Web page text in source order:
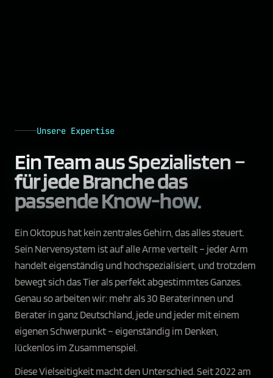
Unsere Expertise
Ein Team aus Spezialisten –
für jede Branche das
passende Know-how.
Ein Oktopus hat kein zentrales Gehirn, das alles steuert.
Sein Nervensystem ist auf alle Arme verteilt – jeder Arm
handelt eigenständig und hochspezialisiert, und trotzdem
bewegt sich das Tier als perfekt abgestimmtes Ganzes.
Genau so arbeiten wir: mehr als 30 Beraterinnen und
Berater in ganz Deutschland, jede und jeder mit einem
eigenen Schwerpunkt – eigenständig im Denken,
lückenlos im Zusammenspiel.
Diese Vielseitigkeit macht den Unterschied. Seit 2022 am